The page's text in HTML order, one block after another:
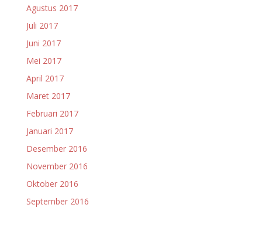
Agustus 2017
Juli 2017
Juni 2017
Mei 2017
April 2017
Maret 2017
Februari 2017
Januari 2017
Desember 2016
November 2016
Oktober 2016
September 2016